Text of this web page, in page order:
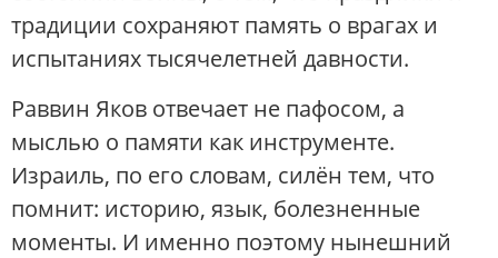
традиции сохраняют память о врагах и
испытаниях тысячелетней давности.
Раввин Яков отвечает не пафосом, а
мыслью о памяти как инструменте.
Израиль, по его словам, силён тем, что
помнит: историю, язык, болезненные
моменты. И именно поэтому нынешний